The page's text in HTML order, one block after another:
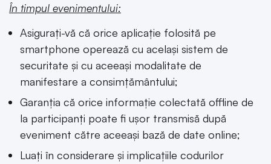
În timpul evenimentului:
Asigurați-vă că orice aplicație folosită pe
smartphone operează cu același sistem de
securitate și cu aceeași modalitate de
manifestare a consimțământului;
Garanția că orice informație colectată offline de
la participanți poate fi ușor transmisă după
eveniment către aceeași bază de date online;
Luați în considerare și implicațiile codurilor